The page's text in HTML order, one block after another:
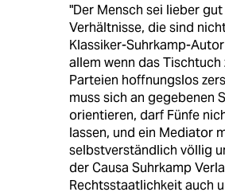
"Der Mensch sei lieber
Verhältnisse, die sind
Klassiker-Suhrkamp-
allem wenn das
Parteien hoffnungslos
muss sich an gegebenen
orientieren, darf Fünfe
lassen, und ein Mediator
selbstverständlich völlig
der Causa Suhrkamp
Rechtsstaatlichkeit auch